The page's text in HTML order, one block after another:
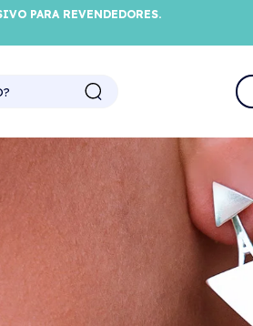
PARA REVENDEDORES.